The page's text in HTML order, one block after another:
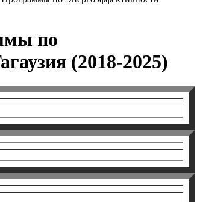
по
(2018-2025)